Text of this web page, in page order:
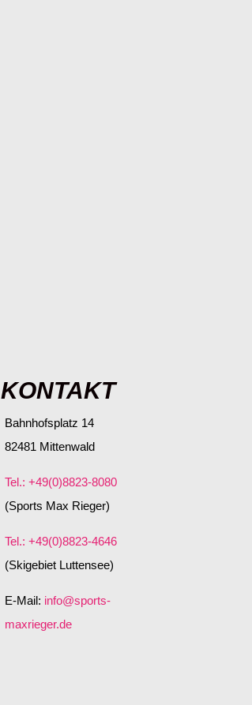
KONTAKT
Bahnhofsplatz 14
82481 Mittenwald
Tel.: +49(0)8823-8080
(Sports Max Rieger)
Tel.: +49(0)8823-4646
(Skigebiet Luttensee)
E-Mail: info@sports-
maxrieger.de